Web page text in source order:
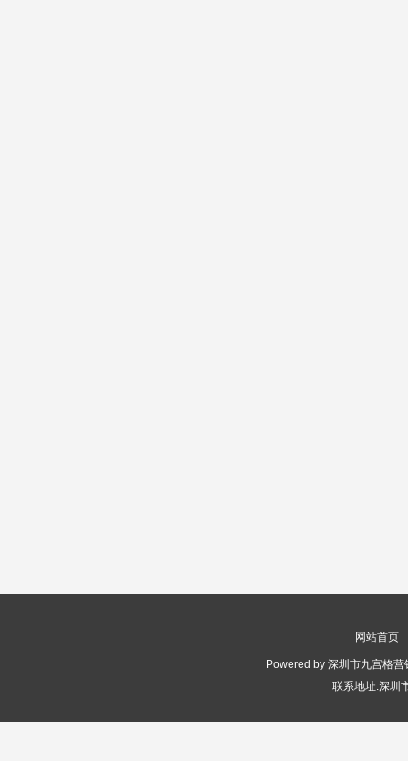
网站首页
Powered by 深圳市九宫格
联系地址:深圳